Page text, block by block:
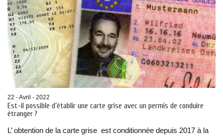
22 - Avril - 2022
Est-il possible d’établir une carte grise avec un permis de conduire
étranger ?
L’ obtention de la carte grise est conditionnée depuis 2017 à la